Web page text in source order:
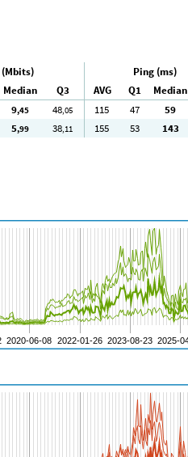
Ping (ms)
Median Q3 AVG Q1 Median
9,45 48,05 115 47 59
5,99 38,11 155 53 143